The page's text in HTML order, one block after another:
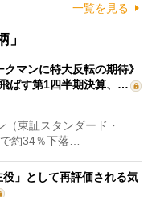
一覧を見る
クマンに特大反転の期待》
ばす第1四半期決算、…
東証スタンダード・
約34％下落…
」として再評価される気